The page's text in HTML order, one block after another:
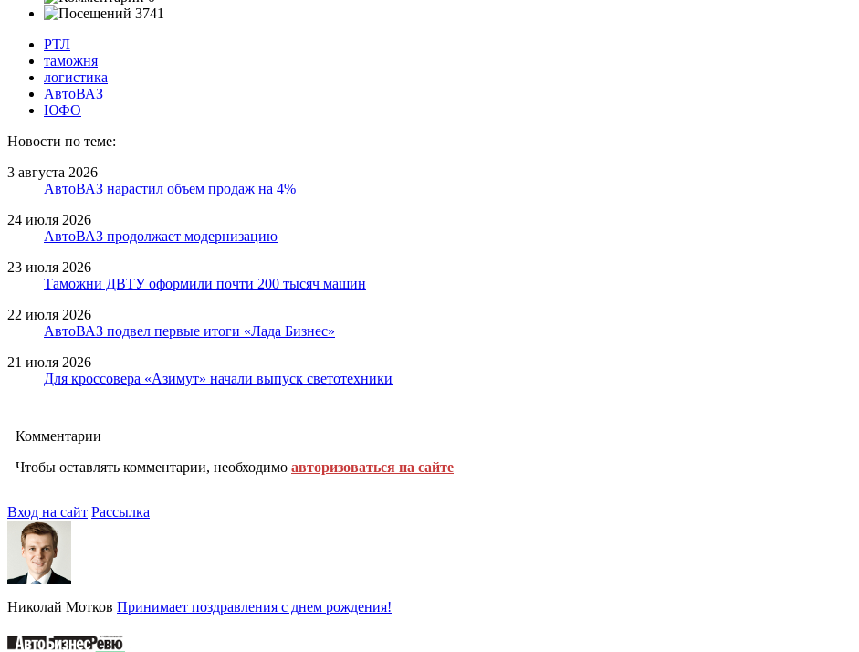
3741
РТЛ
таможня
логистика
АвтоВАЗ
ЮФО
Новости по теме:
3 августа 2026
АвтоВАЗ нарастил объем продаж на 4%
24 июля 2026
АвтоВАЗ продолжает модернизацию
23 июля 2026
Таможни ДВТУ оформили почти 200 тысяч машин
22 июля 2026
АвтоВАЗ подвел первые итоги «Лада Бизнес»
21 июля 2026
Для кроссовера «Азимут» начали выпуск светотехники
Комментарии
Чтобы оставлять комментарии, необходимо авторизоваться на сайте
Вход на сайт Рассылка
Николай Мотков Принимает поздравления с днем рождения!